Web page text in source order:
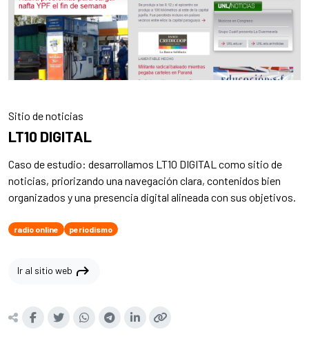
Sitio de noticias
LT10 DIGITAL
Caso de estudio: desarrollamos LT10 DIGITAL como sitio de
noticias, priorizando una navegación clara, contenidos bien
organizados y una presencia digital alineada con sus objetivos.
radio online periodismo
Ir al sitio web shortcut